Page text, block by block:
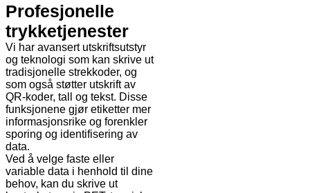
Profesjonelle
trykketjenester
Vi har avansert utskriftsutstyr
og teknologi som kan skrive ut
tradisjonelle strekkoder, og
som også støtter utskrift av
QR-koder, tall og tekst. Disse
funksjonene gjør etiketter mer
informasjonsrike og forenkler
sporing og identifisering av
data.
Ved å velge faste eller
variable data i henhold til dine
behov, kan du skrive ut